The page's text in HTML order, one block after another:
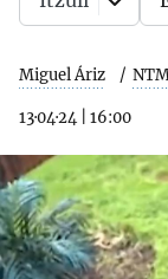
Miguel Áriz
13·04·24 16:00